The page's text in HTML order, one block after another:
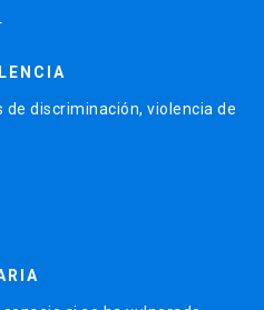
discriminación, violencia de